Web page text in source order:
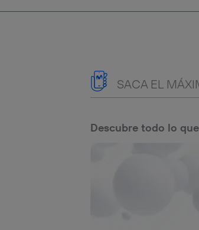
SACA EL
Descubre todo lo